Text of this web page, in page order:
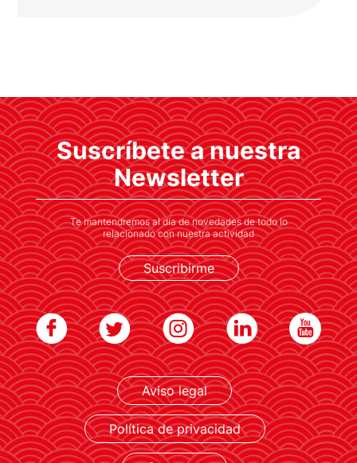
de valor y buscar alternativas»
Akira Igata, director del Centro de
Estrategias de Gestión de la Universidad de
Tama, analiza las políticas de Seguridad
Económica de Japón.
LEER MÁS
Suscríbete a nuestra
Newsletter
Te mantendremos al día de novedades de todo lo
relacionado con nuestra actividad
Suscribirme
Aviso legal
Política de privacidad